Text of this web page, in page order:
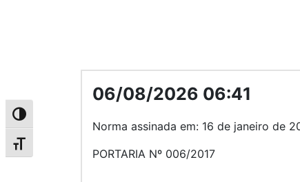
Alternar alto contraste
Alternar tamanho da fonte
06/08/2026 06:41
Norma assinada em: 16 de janeiro de
PORTARIA Nº 006/2017